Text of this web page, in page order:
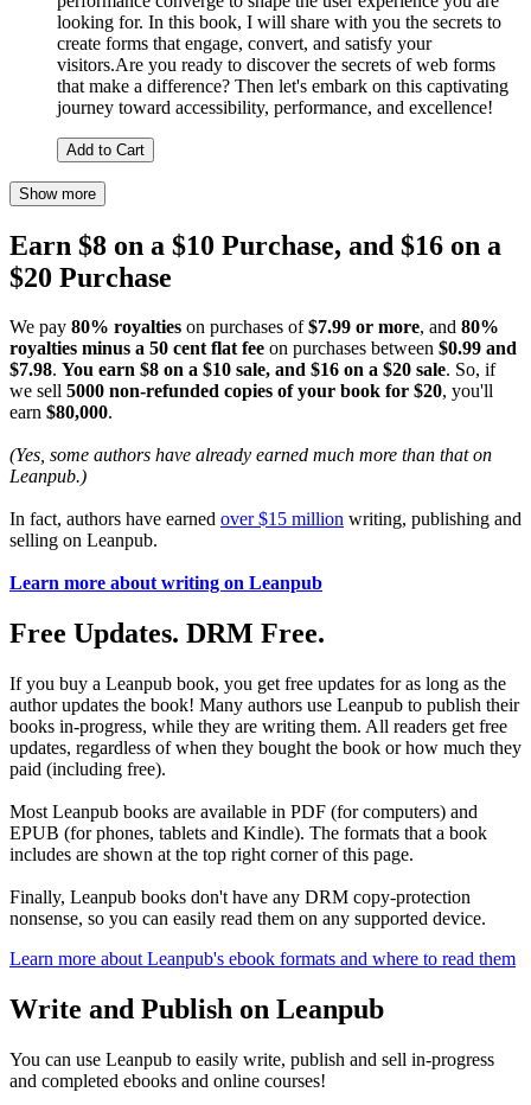
looking for. In this book, I will share with you the secrets to
create forms that engage, convert, and satisfy your
visitors.Are you ready to discover the secrets of web forms
that make a difference? Then let's embark on this captivating
journey toward accessibility, performance, and excellence!
Add to Cart
Show more
Earn $8 on a $10 Purchase, and $16 on a
$20 Purchase
We pay 80% royalties on purchases of$7.99 or more, and 80%
royalties minus a 50 cent flat fee on purchases between $0.99 and
$7.98. You earn $8 on a $10 sale, and $16 on a $20 sale. So, if
we sell 5000 non-refunded copies of your book for $20, you'll
earn $80,000.
(Yes, some authors have already earned much more than that on
Leanpub.)
In fact, authors have earned over $15 million writing, publishing and
selling on Leanpub.
Learn more about writing on Leanpub
Free Updates. DRM Free.
If you buy a Leanpub book, you get free updates for as long as the
author updates the book! Many authors use Leanpub to publish their
books in-progress, while they are writing them. All readers get free
updates, regardless of when they bought the book or how much they
paid (including free).
Most Leanpub books are available in PDF (for computers) and
EPUB (for phones, tablets and Kindle). The formats that a book
includes are shown at the top right corner of this page.
Finally, Leanpub books don't have any DRM copy-protection
nonsense, so you can easily read them on any supported device.
Learn more about Leanpub's ebook formats and where to read them
Write and Publish on Leanpub
You can use Leanpub to easily write, publish and sell in-progress
and completed ebooks and online courses!